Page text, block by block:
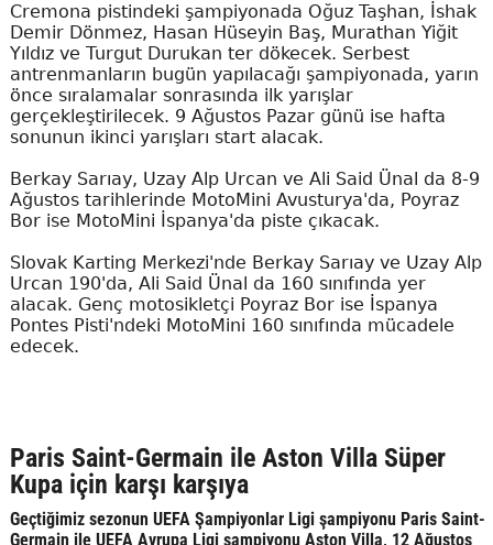
Cremona pistindeki şampiyonada Oğuz Taşhan, İshak
Demir Dönmez, Hasan Hüseyin Baş, Murathan Yiğit
Yıldız ve Turgut Durukan ter dökecek. Serbest
antrenmanların bugün yapılacağı şampiyonada, yarın
önce sıralamalar sonrasında ilk yarışlar
gerçekleştirilecek. 9 Ağustos Pazar günü ise hafta
sonunun ikinci yarışları start alacak.
Berkay Sarıay, Uzay Alp Urcan ve Ali Said Ünal da 8-9
Ağustos tarihlerinde MotoMini Avusturya'da, Poyraz
Bor ise MotoMini İspanya'da piste çıkacak.
Slovak Karting Merkezi'nde Berkay Sarıay ve Uzay Alp
Urcan 190'da, Ali Said Ünal da 160 sınıfında yer
alacak. Genç motosikletçi Poyraz Bor ise İspanya
Pontes Pisti'ndeki MotoMini 160 sınıfında mücadele
edecek.
Paris Saint-Germain ile Aston Villa Süper
Kupa için karşı karşıya
Geçtiğimiz sezonun UEFA Şampiyonlar Ligi şampiyonu Paris Saint-
Germain ile UEFA Avrupa Ligi şampiyonu Aston Villa, 12 Ağustos